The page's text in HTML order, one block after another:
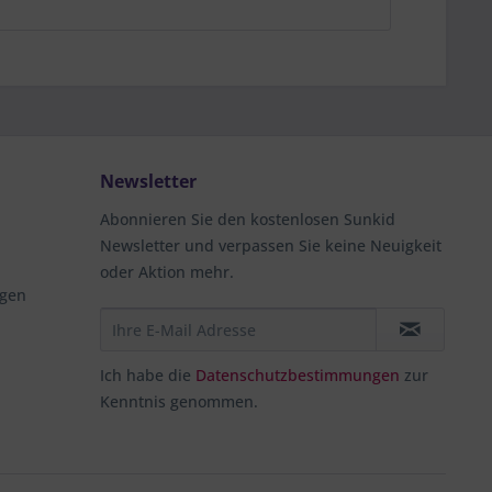
Newsletter
Abonnieren Sie den kostenlosen Sunkid
Newsletter und verpassen Sie keine Neuigkeit
oder Aktion mehr.
Ich habe die Datenschutzbestimmungen zur
Kenntnis genommen.